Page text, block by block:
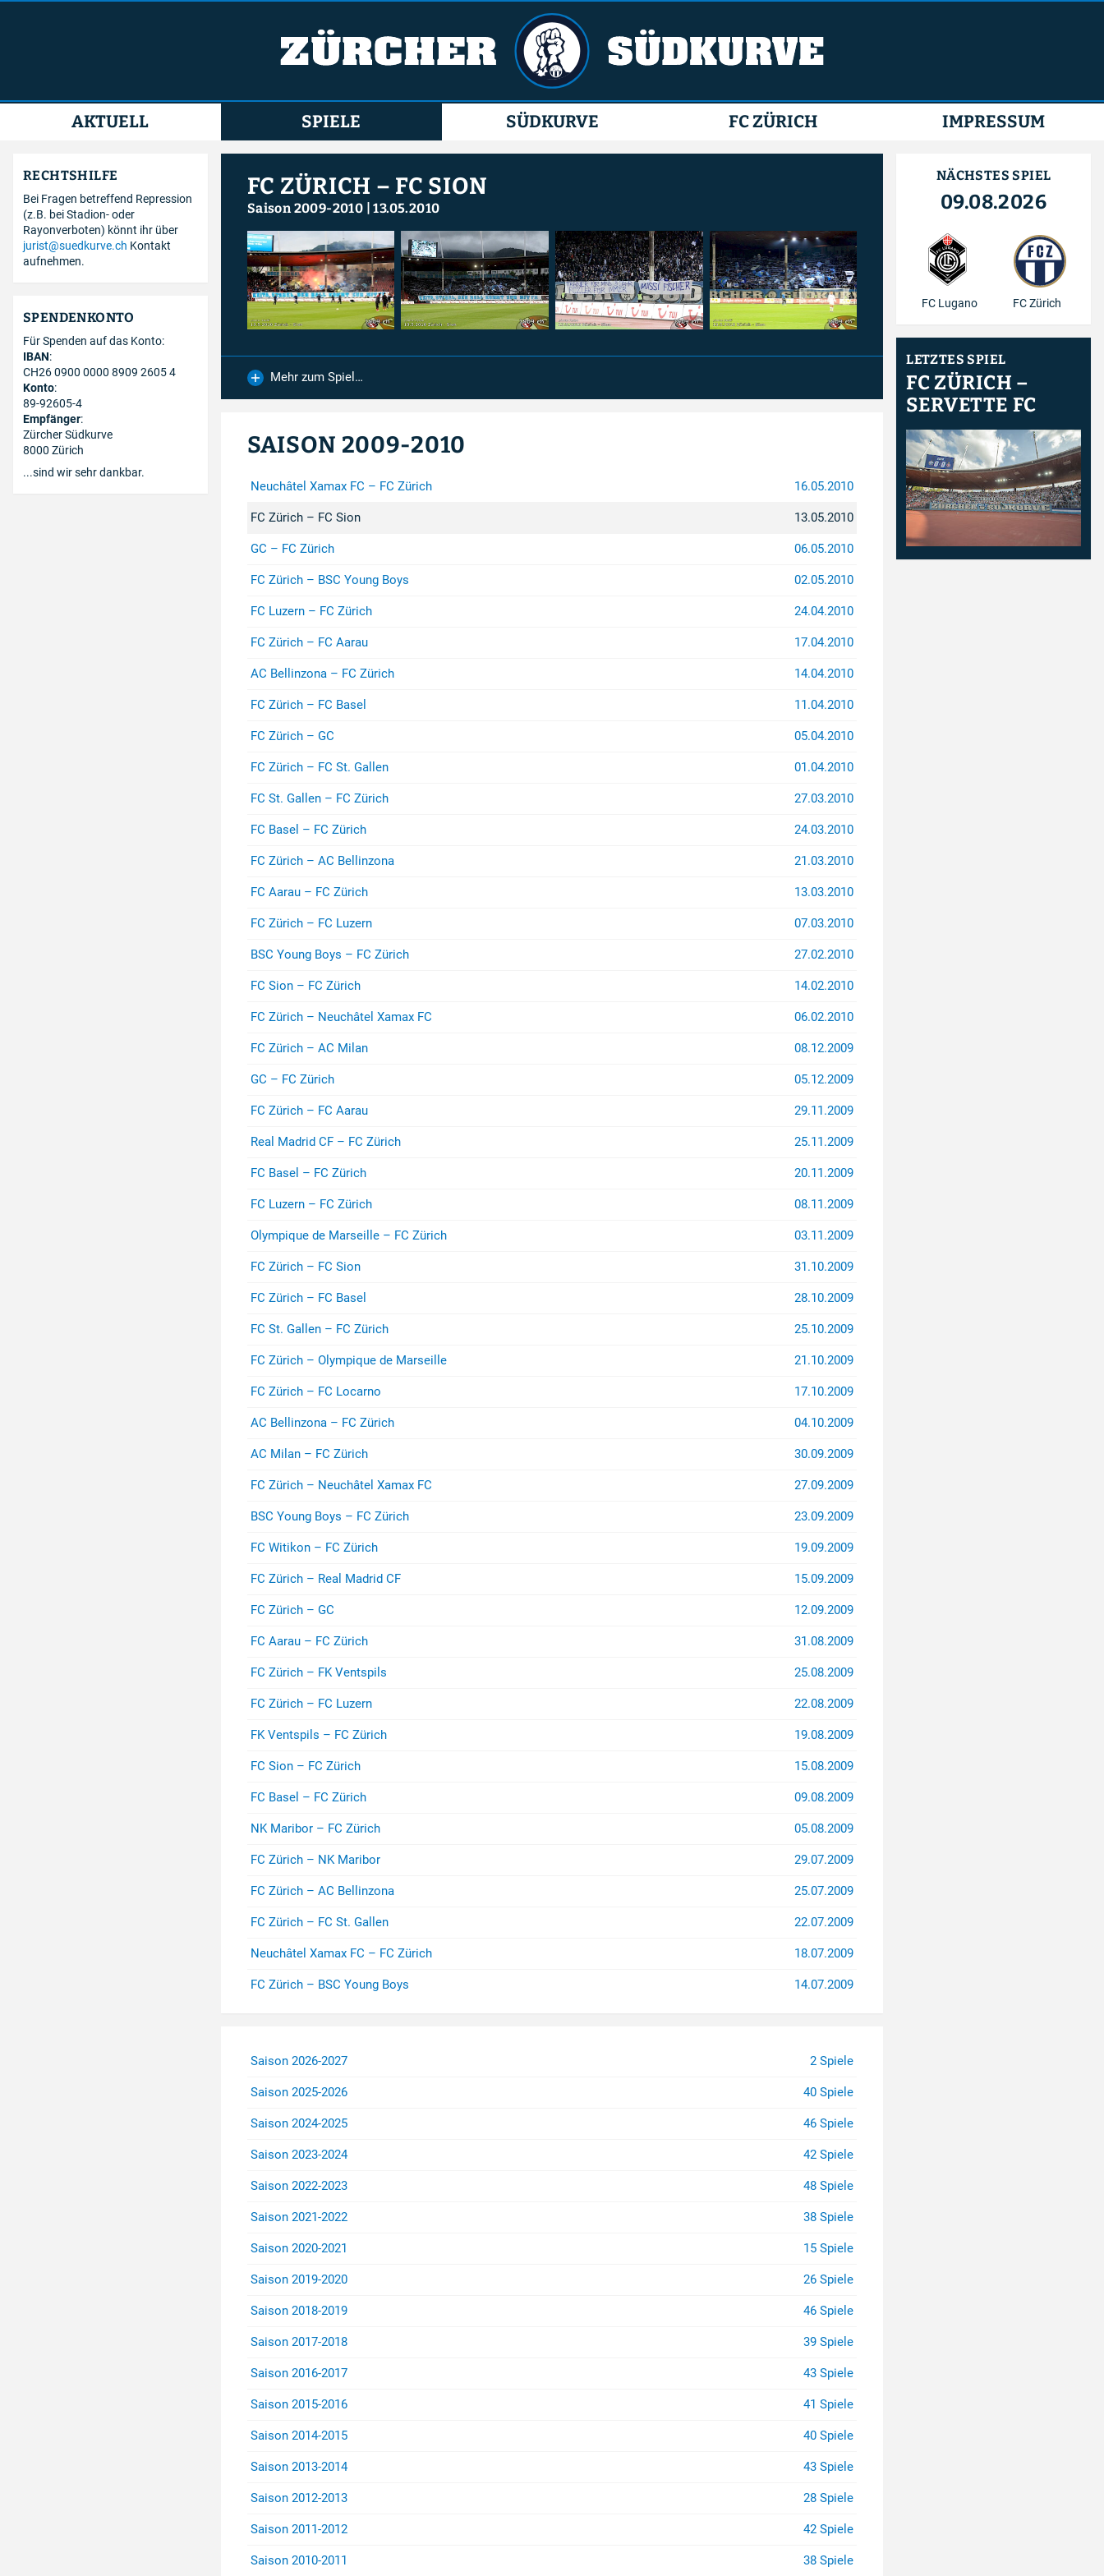
AKTUELL SPIELE SÜDKURVE FC ZÜRICH IMPRESSUM
FC ZÜRICH – FC SION
Saison 2009-2010 |13.05.2010
Mehr zum Spiel…
SAISON 2009-2010
Neuchâtel Xamax FC – FC Zürich 16.05.2010
FC Zürich – FC Sion 13.05.2010
GC – FC Zürich 06.05.2010
FC Zürich – BSC Young Boys 02.05.2010
FC Luzern – FC Zürich 24.04.2010
FC Zürich – FC Aarau 17.04.2010
AC Bellinzona – FC Zürich 14.04.2010
FC Zürich – FC Basel 11.04.2010
FC Zürich – GC 05.04.2010
FC Zürich – FC St. Gallen 01.04.2010
FC St. Gallen – FC Zürich 27.03.2010
FC Basel – FC Zürich 24.03.2010
FC Zürich – AC Bellinzona 21.03.2010
FC Aarau – FC Zürich 13.03.2010
FC Zürich – FC Luzern 07.03.2010
BSC Young Boys – FC Zürich 27.02.2010
FC Sion – FC Zürich 14.02.2010
FC Zürich – Neuchâtel Xamax FC 06.02.2010
FC Zürich – AC Milan 08.12.2009
GC – FC Zürich 05.12.2009
FC Zürich – FC Aarau 29.11.2009
Real Madrid CF – FC Zürich 25.11.2009
FC Basel – FC Zürich 20.11.2009
FC Luzern – FC Zürich 08.11.2009
Olympique de Marseille – FC Zürich 03.11.2009
FC Zürich – FC Sion 31.10.2009
FC Zürich – FC Basel 28.10.2009
FC St. Gallen – FC Zürich 25.10.2009
FC Zürich – Olympique de Marseille 21.10.2009
FC Zürich – FC Locarno 17.10.2009
AC Bellinzona – FC Zürich 04.10.2009
AC Milan – FC Zürich 30.09.2009
FC Zürich – Neuchâtel Xamax FC 27.09.2009
BSC Young Boys – FC Zürich 23.09.2009
FC Witikon – FC Zürich 19.09.2009
FC Zürich – Real Madrid CF 15.09.2009
FC Zürich – GC 12.09.2009
FC Aarau – FC Zürich 31.08.2009
FC Zürich – FK Ventspils 25.08.2009
FC Zürich – FC Luzern 22.08.2009
FK Ventspils – FC Zürich 19.08.2009
FC Sion – FC Zürich 15.08.2009
FC Basel – FC Zürich 09.08.2009
NK Maribor – FC Zürich 05.08.2009
FC Zürich – NK Maribor 29.07.2009
FC Zürich – AC Bellinzona 25.07.2009
FC Zürich – FC St. Gallen 22.07.2009
Neuchâtel Xamax FC – FC Zürich 18.07.2009
FC Zürich – BSC Young Boys 14.07.2009
Saison 2026-2027 2 Spiele
Saison 2025-2026 40 Spiele
Saison 2024-2025 46 Spiele
Saison 2023-2024 42 Spiele
Saison 2022-2023 48 Spiele
Saison 2021-2022 38 Spiele
Saison 2020-2021 15 Spiele
Saison 2019-2020 26 Spiele
Saison 2018-2019 46 Spiele
Saison 2017-2018 39 Spiele
Saison 2016-2017 43 Spiele
Saison 2015-2016 41 Spiele
Saison 2014-2015 40 Spiele
Saison 2013-2014 43 Spiele
Saison 2012-2013 28 Spiele
Saison 2011-2012 42 Spiele
Saison 2010-2011 38 Spiele
RECHTSHILFE
Bei Fragen betreffend Repression
(z.B. bei Stadion- oder
Rayonverboten) könnt ihr über
jurist@suedkurve.ch Kontakt
aufnehmen.
SPENDENKONTO
Für Spenden auf das Konto:
IBAN:
CH26 0900 0000 8909 2605 4
Konto:
89-92605-4
Empfänger:
Zürcher Südkurve
8000 Zürich
...sind wir sehr dankbar.
NÄCHSTES SPIEL
09.08.2026
FC Lugano FC Zürich
LETZTES SPIEL
FC ZÜRICH –
SERVETTE FC